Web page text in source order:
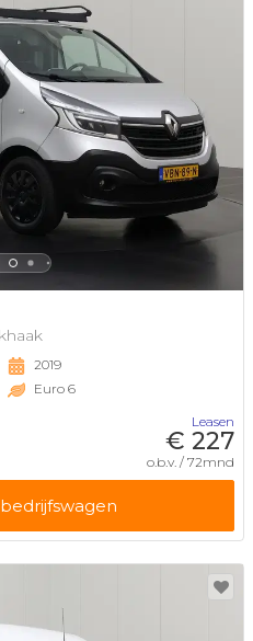
2019
Euro 6
Leasen
€ 227
o.b.v. / 72mnd